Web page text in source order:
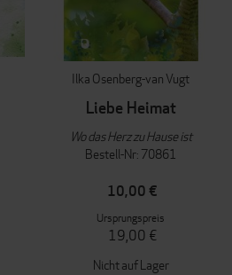
Ilka Osenberg-van Vugt
Liebe Heimat
Wo das Herz zu Hause ist
Bestell-Nr: 70861
10,00 €
Ursprungspreis
19,00 €
Nicht auf Lager